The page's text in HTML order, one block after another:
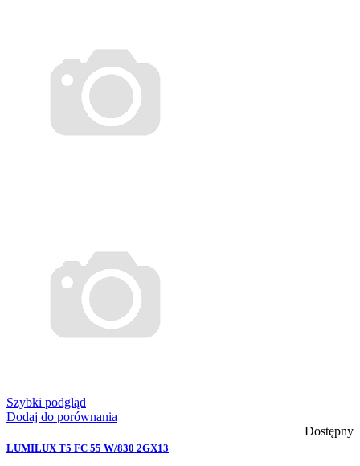
Szybki podgląd
Dodaj do porównania
Dostępny
LUMILUX T5 FC 55 W/830 2GX13